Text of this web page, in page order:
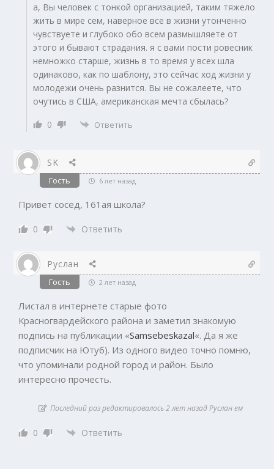
а, Вы человек с тонкой организацией, таким тяжело
жить в мире сем, наверное все в жизни утонченно
чувствуете и глубоко обо всем размышляете от
этого и бывают страдания. я с вами пости ровесник
немножко старше, жизнь в то время у всех шла
одинаково, как по шаблону, это сейчас ход жизни у
молодежи очень разнится. Вы не сожалеете, что
очутись в США, американская мечта сбылась?
0
Ответить
SK
Гость 6 лет назад
Привет сосед, 161ая школа?
0 Ответить
Руслан
Гость 2 лет назад
Листал в интернете старые фото
Красногвардейского района и заметил знакомую
подпись на публикации «Samsebeskazal«. Да я же
подписчик на Ютуб). Из одного видео точно помню,
что упоминали родной город и район. Было
интересно прочесть.
Последний раз редактировалось 2 лет назад Руслан ем
0 Ответить